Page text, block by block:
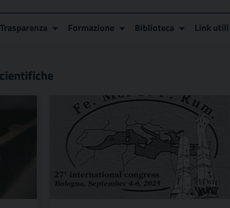
Trasparenza Formazione Biblioteca Link utili